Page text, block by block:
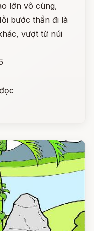
lớn vô cùng,
bước thần đi là
vượt từ núi